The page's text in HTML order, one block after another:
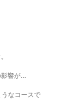
影響が…
なコースで